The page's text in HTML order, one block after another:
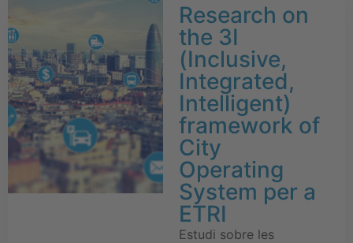
Research on
the 3I
(Inclusive,
Integrated,
Intelligent)
framework of
City
Operating
System per a
ETRI
Estudi sobre les